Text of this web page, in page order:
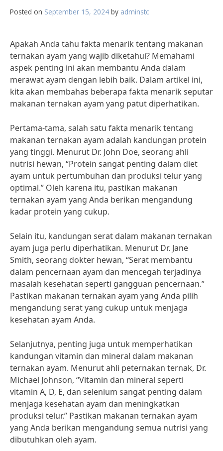
Posted on September 15, 2024 by adminstc
Apakah Anda tahu fakta menarik tentang makanan
ternakan ayam yang wajib diketahui? Memahami
aspek penting ini akan membantu Anda dalam
merawat ayam dengan lebih baik. Dalam artikel ini,
kita akan membahas beberapa fakta menarik seputar
makanan ternakan ayam yang patut diperhatikan.
Pertama-tama, salah satu fakta menarik tentang
makanan ternakan ayam adalah kandungan protein
yang tinggi. Menurut Dr. John Doe, seorang ahli
nutrisi hewan, “Protein sangat penting dalam diet
ayam untuk pertumbuhan dan produksi telur yang
optimal.” Oleh karena itu, pastikan makanan
ternakan ayam yang Anda berikan mengandung
kadar protein yang cukup.
Selain itu, kandungan serat dalam makanan ternakan
ayam juga perlu diperhatikan. Menurut Dr. Jane
Smith, seorang dokter hewan, “Serat membantu
dalam pencernaan ayam dan mencegah terjadinya
masalah kesehatan seperti gangguan pencernaan.”
Pastikan makanan ternakan ayam yang Anda pilih
mengandung serat yang cukup untuk menjaga
kesehatan ayam Anda.
Selanjutnya, penting juga untuk memperhatikan
kandungan vitamin dan mineral dalam makanan
ternakan ayam. Menurut ahli peternakan ternak, Dr.
Michael Johnson, “Vitamin dan mineral seperti
vitamin A, D, E, dan selenium sangat penting dalam
menjaga kesehatan ayam dan meningkatkan
produksi telur.” Pastikan makanan ternakan ayam
yang Anda berikan mengandung semua nutrisi yang
dibutuhkan oleh ayam.